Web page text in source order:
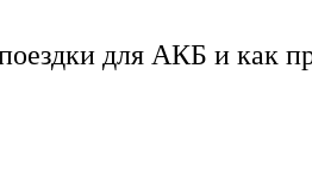
для АКБ и как